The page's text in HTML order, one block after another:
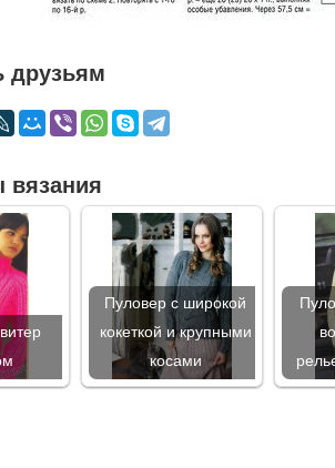
друзьям
Пуловер с широкой
кокеткой и крупными
косами